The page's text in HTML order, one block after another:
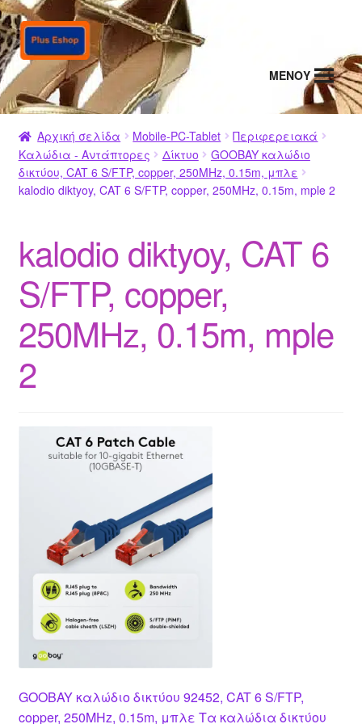
Απευθείας
μετάβαση
στην
πλοήγηση
Μετάβαση
σε
περιεχόμενο
MENΟΥ
Αρχική σελίδα Mobile-PC-Tablet
Περιφερειακά
Καλώδια - Αντάπτορες
Δίκτυο
GOOBAY καλώδιο
δικτύου, CAT 6 S/FTP, copper, 250MHz, 0.15m, μπλε
kalodio diktyoy, CAT 6 S/FTP, copper, 250MHz, 0.15m, mple 2
kalodio diktyoy, CAT 6
S/FTP, copper,
250MHz, 0.15m, mple
2
GOOBAY καλώδιο δικτύου 92452, CAT 6 S/FTP,
copper, 250MHz, 0.15m, μπλε Τα καλώδια δικτύου